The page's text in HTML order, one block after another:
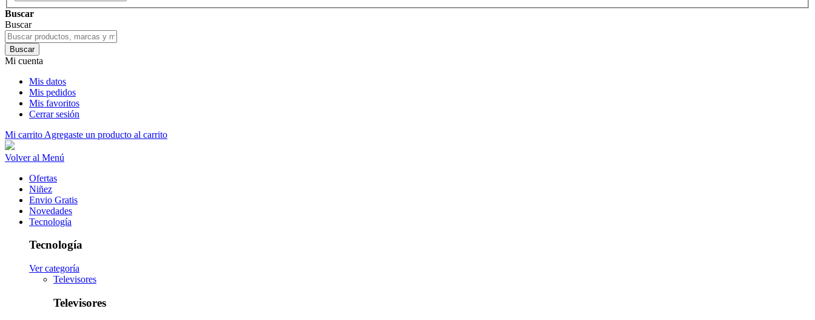
Buscar
Buscar
Buscar
Mi cuenta
Mis datos
Mis pedidos
Mis favoritos
Cerrar sesión
Mi carrito Agregaste un producto al carrito
Volver al Menú
Ofertas
Niñez
Envio Gratis
Novedades
Tecnología
Tecnología
Ver categoría
Televisores
Televisores